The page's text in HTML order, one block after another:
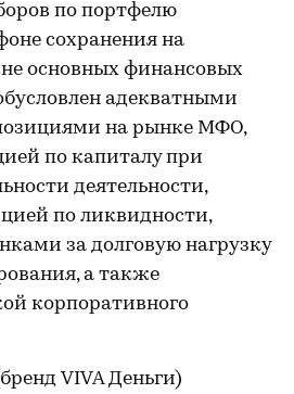
по портфелю
сохранения на
основных финансовых
адекватными
на рынке МФО,
по капиталу при
деятельности,
по ликвидности,
за долговую нагрузку
а также
корпоративного
VIVA Деньги)